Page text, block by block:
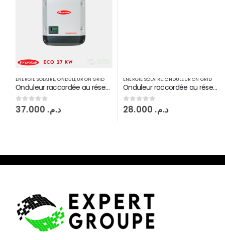
ENERGIE SOLAIRE,ONDULEUR ON GRID
Onduleur raccordée au réseau Fronius Eco 27 KW injection on grid MPPT
sur 5 د.م.37.000
ENERGIE SOLAIRE ,ONDULEUR ON GRID
Onduleur raccordée au réseau Fronius symo 10 KW injection on grid 2 MPPT
sur 5 د.م.28.000